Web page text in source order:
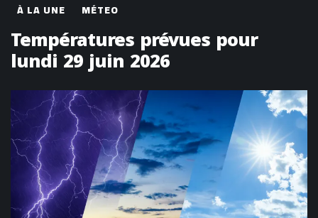
À LA UNE MÉTEO
Températures prévues pour
lundi 29 juin 2026